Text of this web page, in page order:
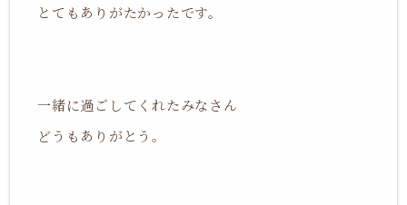
とてもありがたかったです。
一緒に過ごしてくれたみなさん
どうもありがとう。